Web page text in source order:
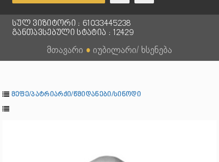
სულ ვიზიტორი : 61033445238
განთავსებული სტატია : 12429
მთავარი ● იუბილარი/ ხსენება
მეფე/პატრიარქი/წმიდანები/სინოდი